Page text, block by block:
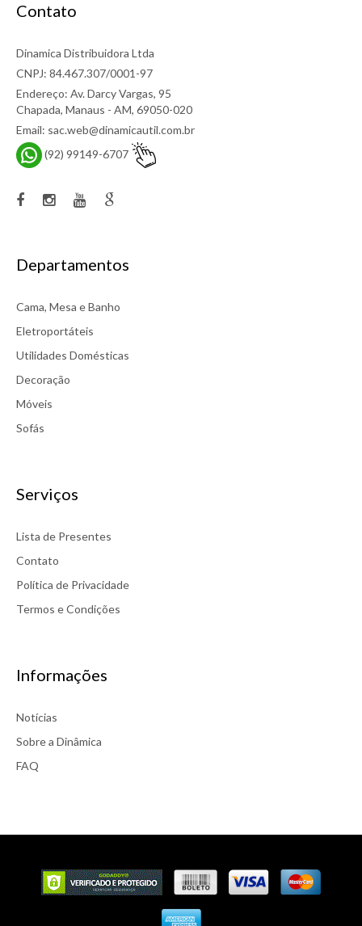
Contato
Dinamica Distribuidora Ltda
CNPJ: 84.467.307/0001-97
Endereço: Av. Darcy Vargas, 95
Chapada, Manaus - AM, 69050-020
Email: sac.web@dinamicautil.com.br
(92) 99149-6707
Departamentos
Cama, Mesa e Banho
Eletroportáteis
Utilidades Domésticas
Decoração
Móveis
Sofás
Serviços
Lista de Presentes
Contato
Política de Privacidade
Termos e Condições
Informações
Notícias
Sobre a Dinâmica
FAQ